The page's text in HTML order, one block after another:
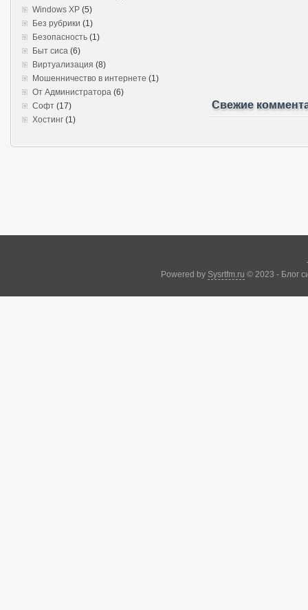
Windows XP (5)
Без рубрики (1)
Безопасность (1)
Быт сиса (6)
Виртуализация (8)
Мошенничество в интернете (1)
От Администратора (6)
Софт (17)
Хостинг (1)
Свежие
Powered by Sysrtfm.ru © 2023 - Блог